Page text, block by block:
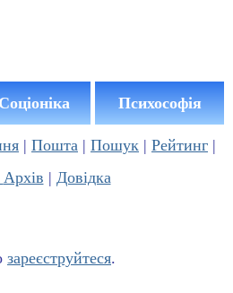
Психософія
| Пошта | Пошук | Рейтинг |
Архів | Довідка
зареєструйтеся.